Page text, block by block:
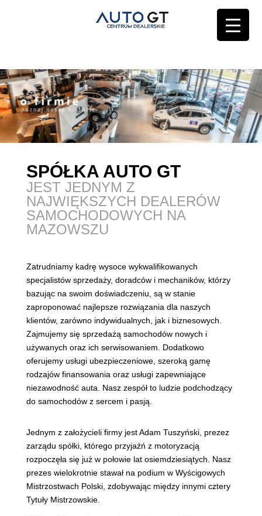
SPÓŁKA AUTO GT
JEST JEDNYM Z
NAJWIĘKSZYCH DEALERÓW
SAMOCHODOWYCH NA
MAZOWSZU
Zatrudniamy kadrę wysoce wykwalifikowanych
specjalistów sprzedaży, doradców i mechaników, którzy
bazując na swoim doświadczeniu, są w stanie
zaproponować najlepsze rozwiązania dla naszych
klientów, zarówno indywidualnych, jak i biznesowych.
Zajmujemy się sprzedażą samochodów nowych i
używanych oraz ich serwisowaniem. Dodatkowo
oferujemy usługi ubezpieczeniowe, szeroką gamę
rodzajów finansowania oraz usługi zapewniające
niezawodność auta. Nasz zespół to ludzie podchodzący
do samochodów z sercem i pasją.
Jednym z założycieli firmy jest Adam Tuszyński, prezez
zarządu spółki, którego przyjaźń z motoryzacją
rozpoczęła się już w połowie lat osiemdziesiątych. Nasz
prezes wielokrotnie stawał na podium w Wyścigowych
Mistrzostwach Polski, zdobywając między innymi cztery
Tytuły Mistrzowskie.